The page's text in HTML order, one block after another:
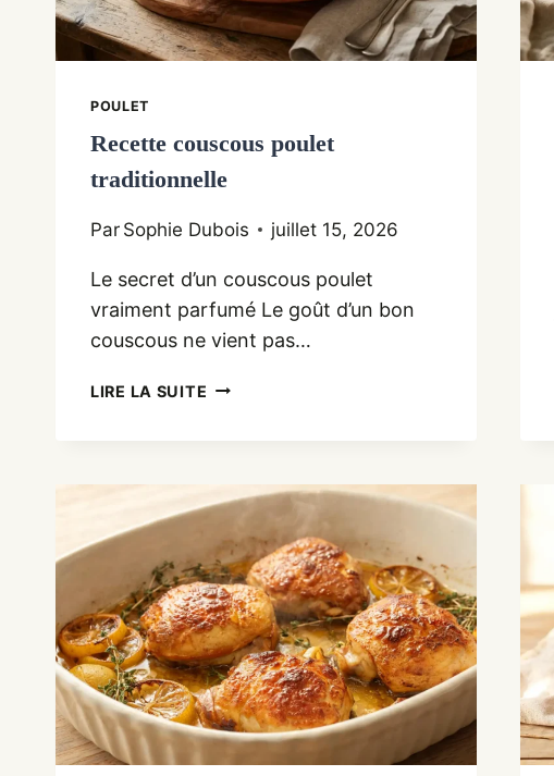
POULET
Recette couscous poulet
traditionnelle
Par Sophie Dubois juillet 15, 2026
Le secret d’un couscous poulet
vraiment parfumé Le goût d’un bon
couscous ne vient pas…
LIRE LA SUITE RECETTE